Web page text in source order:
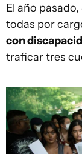
El año
todas por
con
traficar tres